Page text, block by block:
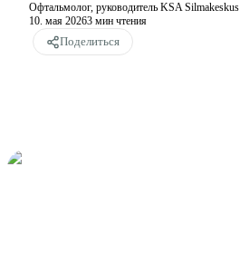
Офтальмолог, руководитель KSA Silmakeskus
10. мая 20263 мин чтения
Поделиться